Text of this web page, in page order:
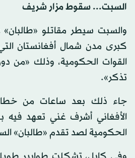
السبت... سقوط مزار شريف
والسبت سيطر مقاتلو
كبرى مدن شمال أفغانستان
القوات الحكومية، وذلك «من
تذكر».
جاء ذلك بعد ساعات من
الأفغاني أشرف غني تعهد فيه
الحكومية لصد تقدم «طالبان»